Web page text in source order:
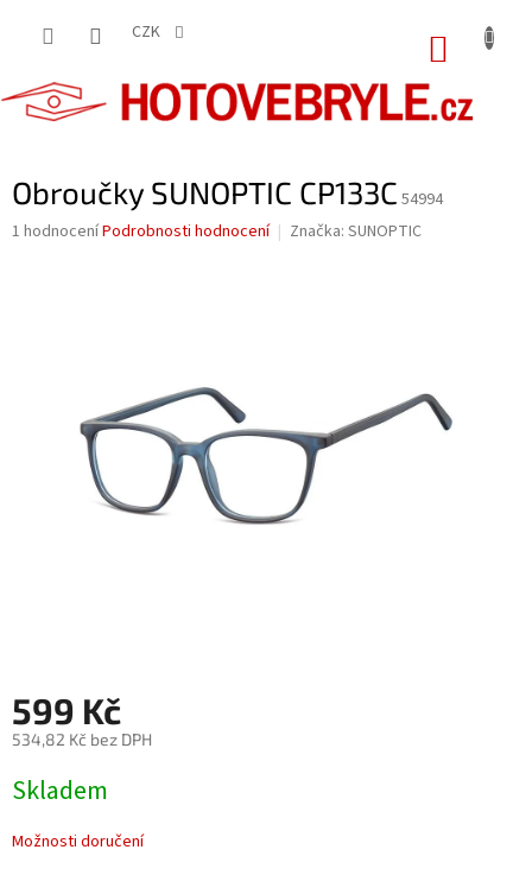
CZK
Obroučky SUNOPTIC CP133C 54994
Průměrné
1 hodnoceníPodrobnosti hodnocení Značka: SUNOPTIC
599 Kč
534,82 Kč bez DPH
cena:
Skladem
Možnosti doručení